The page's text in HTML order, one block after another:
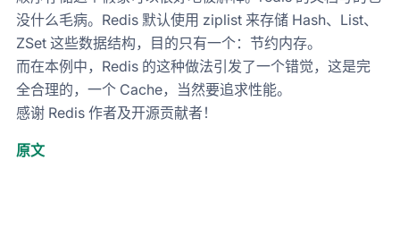
没什么毛病。Redis 默认使用 ziplist 来存储 Hash、List、
ZSet 这些数据结构，目的只有一个：节约内存。
而在本例中，Redis 的这种做法引发了一个错觉，这是完
全合理的，一个 Cache，当然要追求性能。
感谢 Redis 作者及开源贡献者！
原文